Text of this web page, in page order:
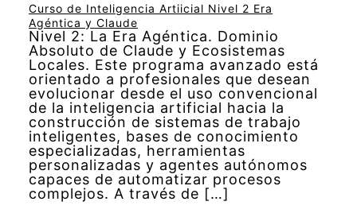
Curso de Inteligencia Artiicial Nivel 2 Era
Agéntica y Claude
Nivel 2: La Era Agéntica. Dominio
Absoluto de Claude y Ecosistemas
Locales. Este programa avanzado está
orientado a profesionales que desean
evolucionar desde el uso convencional
de la inteligencia artificial hacia la
construcción de sistemas de trabajo
inteligentes, bases de conocimiento
especializadas, herramientas
personalizadas y agentes autónomos
capaces de automatizar procesos
complejos. A través de […]